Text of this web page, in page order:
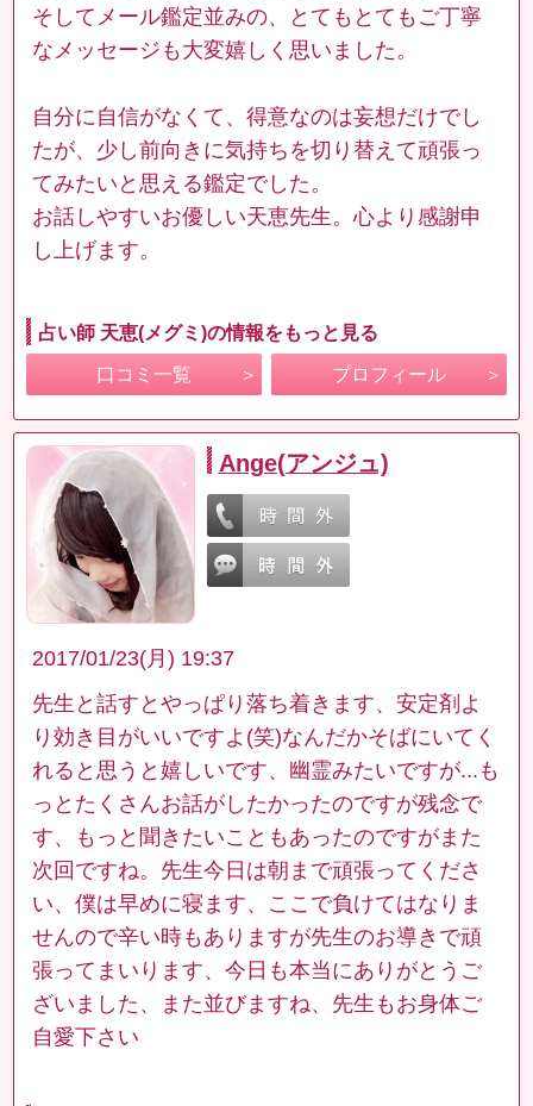
そしてメール鑑定並みの、とてもとてもご丁寧
なメッセージも大変嬉しく思いました。
自分に自信がなくて、得意なのは妄想だけでし
たが、少し前向きに気持ちを切り替えて頑張っ
てみたいと思える鑑定でした。
お話しやすいお優しい天恵先生。心より感謝申
し上げます。
占い師 天恵(メグミ)の情報をもっと見る
口コミ一覧 プロフィール
Ange(アンジュ)
2017/01/23(月) 19:37
先生と話すとやっぱり落ち着きます、安定剤よ
り効き目がいいですよ(笑)なんだかそばにいてく
れると思うと嬉しいです、幽霊みたいですが...も
っとたくさんお話がしたかったのですが残念で
す、もっと聞きたいこともあったのですがまた
次回ですね。先生今日は朝まで頑張ってくださ
い、僕は早めに寝ます、ここで負けてはなりま
せんので辛い時もありますが先生のお導きで頑
張ってまいります、今日も本当にありがとうご
ざいました、また並びますね、先生もお身体ご
自愛下さい